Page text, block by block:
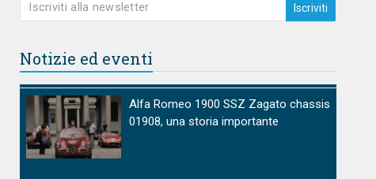
Iscriviti
Notizie ed eventi
Alfa Romeo 1900 SSZ Zagato chassis
01908, una storia importante